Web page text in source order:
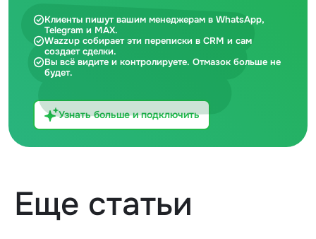
Клиенты пишут вашим менеджерам в WhatsApp,
Telegram и MAX.
Wazzup собирает эти переписки в CRM и сам
создает сделки.
Вы всё видите и контролируете. Отмазок больше не
будет.
Узнать больше и подключить
Еще статьи